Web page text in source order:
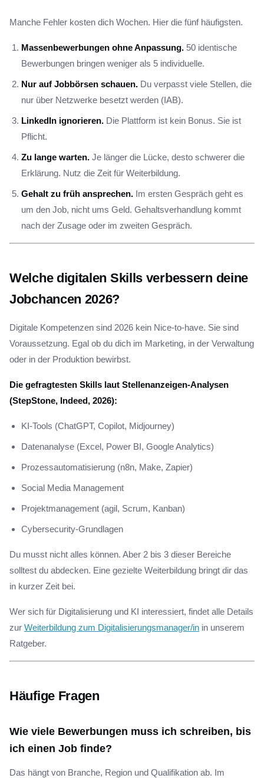
Manche Fehler kosten dich Wochen. Hier die fünf häufigsten.
Massenbewerbungen ohne Anpassung. 50 identische
Bewerbungen bringen weniger als 5 individuelle.
Nur auf Jobbörsen schauen. Du verpasst viele Stellen, die
nur über Netzwerke besetzt werden (IAB).
LinkedIn ignorieren. Die Plattform ist kein Bonus. Sie ist
Pflicht.
Zu lange warten. Je länger die Lücke, desto schwerer die
Erklärung. Nutz die Zeit für Weiterbildung.
Gehalt zu früh ansprechen. Im ersten Gespräch geht es
um den Job, nicht ums Geld. Gehaltsverhandlung kommt
nach der Zusage oder im zweiten Gespräch.
Welche digitalen Skills verbessern deine
Jobchancen 2026?
Digitale Kompetenzen sind 2026 kein Nice-to-have. Sie sind
Voraussetzung. Egal ob du dich im Marketing, in der Verwaltung
oder in der Produktion bewirbst.
Die gefragtesten Skills laut Stellenanzeigen-Analysen
(StepStone, Indeed, 2026):
KI-Tools (ChatGPT, Copilot, Midjourney)
Datenanalyse (Excel, Power BI, Google Analytics)
Prozessautomatisierung (n8n, Make, Zapier)
Social Media Management
Projektmanagement (agil, Scrum, Kanban)
Cybersecurity-Grundlagen
Du musst nicht alles können. Aber 2 bis 3 dieser Bereiche
solltest du abdecken. Eine gezielte Weiterbildung bringt dir das
in kurzer Zeit bei.
Wer sich für Digitalisierung und KI interessiert, findet alle Details
zur Weiterbildung zum Digitalisierungsmanager/in in unserem
Ratgeber.
Häufige Fragen
Wie viele Bewerbungen muss ich schreiben, bis
ich einen Job finde?
Das hängt von Branche, Region und Qualifikation ab. Im